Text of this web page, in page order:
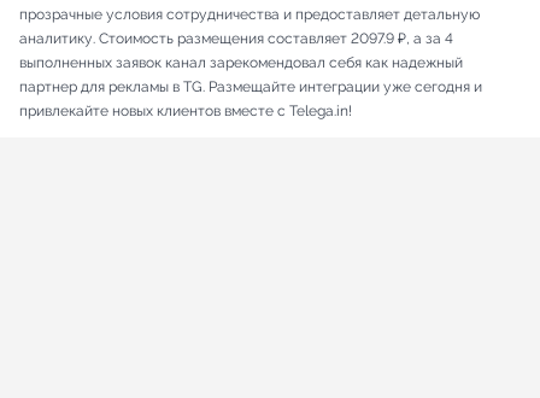
прозрачные условия сотрудничества и предоставляет детальную
аналитику. Стоимость размещения составляет 2097.9 ₽, а за 4
выполненных заявок канал зарекомендовал себя как надежный
партнер для рекламы в TG. Размещайте интеграции уже сегодня и
привлекайте новых клиентов вместе с Telega.in!